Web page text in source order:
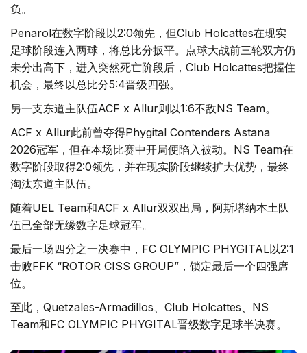
负。
Penarol在数字阶段以2:0领先，但Club Holcattes在现实
足球阶段连入两球，将总比分扳平。点球大战前三轮双方仍
未分出高下，进入突然死亡阶段后，Club Holcattes把握住
机会，最终以总比分5:4晋级四强。
另一支东道主队伍ACF x Allur则以1:6不敌NS Team。
ACF x Allur此前曾夺得Phygital Contenders Astana
2026冠军，但在本场比赛中开局便陷入被动。NS Team在
数字阶段取得2:0领先，并在现实阶段继续扩大优势，最终
淘汰东道主队伍。
随着UEL Team和ACF x Allur双双出局，阿斯塔纳本土队
伍已全部无缘数字足球冠军。
最后一场四分之一决赛中，FC OLYMPIC PHYGITAL以2:1
击败FFK “ROTOR CISS GROUP”，锁定最后一个四强席
位。
至此，Quetzales-Armadillos、Club Holcattes、NS
Team和FC OLYMPIC PHYGITAL晋级数字足球半决赛。